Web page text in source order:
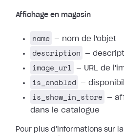
Affichage en magasin
name — nom de l'objet
description —
image_url — URL de
is_enabled —
is_show_in_store
—
dans le catalogue
Pour plus d'informations sur